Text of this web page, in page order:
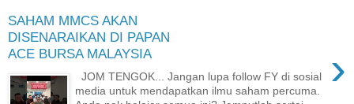
SAHAM MMCS AKAN
DISENARAIKAN DI PAPAN
ACE BURSA MALAYSIA
›
JOM TENGOK... Jangan lupa follow FY di sosial
media untuk mendapatkan ilmu saham percuma.